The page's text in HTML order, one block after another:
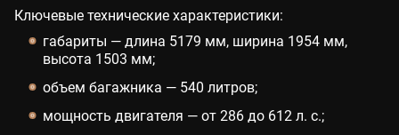
Ключевые технические характеристики:
габариты — длина 5179 мм, ширина 1954 мм,
высота 1503 мм;
объем багажника — 540 литров;
мощность двигателя — от 286 до 612 л. с.;